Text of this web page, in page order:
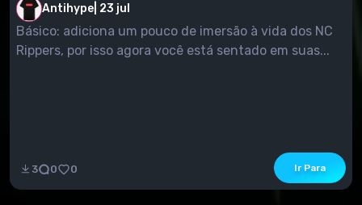
Antihype 23 jul
Básico: adiciona um pouco de imersão à vida dos NC
Rippers, por isso agora você está sentado em suas...
3 0 0 Ir Para